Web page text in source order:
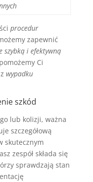
procedur
zapewnić
szybką i efektywną
Ci
wypadku
szkód
lub kolizji, ważna
szczegółową
skutecznym
zespół składa się
sprawdzają stan